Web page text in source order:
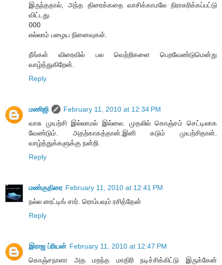
இருந்ததால், அந்த திரைக்கதை வாசிக்காமலே நிராகரிக்கப்பட்டு
விட்டது.
000
எல்லாம் பழைய நினைவுகள்.
நீங்கள் விரைவில் பல வெற்றிகளை பெறவேண்டுமென்று
வாழ்த்துகிறேன்.
Reply
மணிஜி
February 11, 2010 at 12:34 PM
வாசு முயற்சி இல்லாமல் இல்லை. முதலில் கொஞ்சம் செட்டிலாக
வேண்டும். அதற்காகத்தான்.இனி கடும் முயற்சிதான்.
வாழ்த்துக்களுக்கு நன்றி.
Reply
மண்குதிரை February 11, 2010 at 12:41 PM
நல்ல ரைட்டிங் சார். ரொம்பவும் ரசித்தேன்
Reply
இராஜ ப்ரியன் February 11, 2010 at 12:47 PM
கொஞ்சநாளா அத மறந்த மாதிரி நடிச்சிக்கிட்டு இருக்கேன்